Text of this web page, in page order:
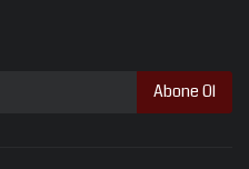
Abone Ol